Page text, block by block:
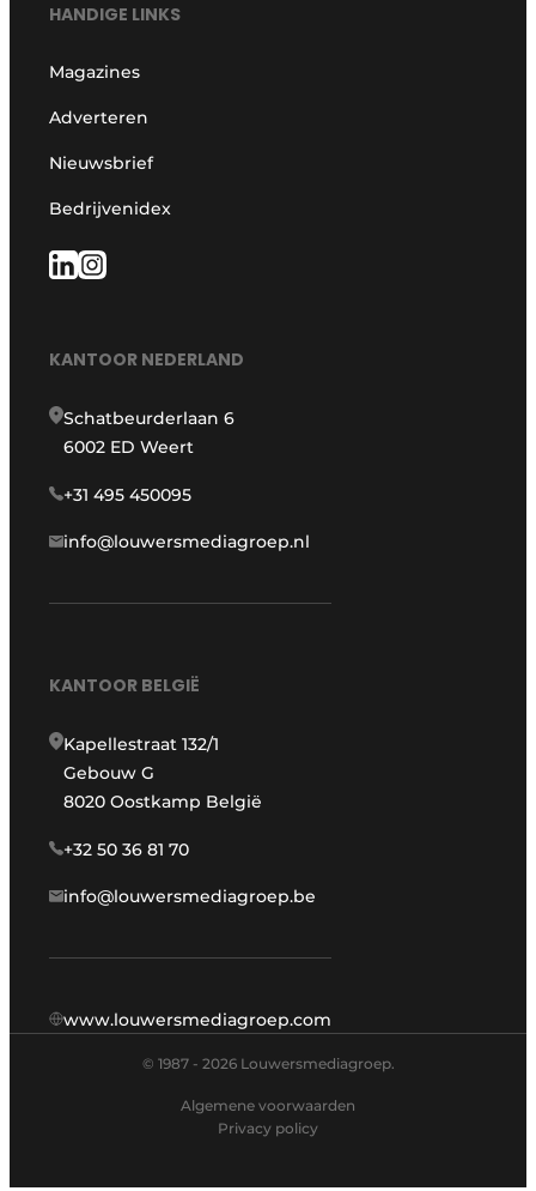
HANDIGE LINKS
Magazines
Adverteren
Nieuwsbrief
Bedrijvenidex
KANTOOR NEDERLAND
Schatbeurderlaan 6
6002 ED Weert
+31 495 450095
info@louwersmediagroep.nl
KANTOOR BELGIË
Kapellestraat 132/1
Gebouw G
8020 Oostkamp België
+32 50 36 81 70
info@louwersmediagroep.be
www.louwersmediagroep.com
© 1987 - 2026 Louwersmediagroep.
Algemene voorwaarden
Privacy policy